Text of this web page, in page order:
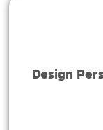
Design